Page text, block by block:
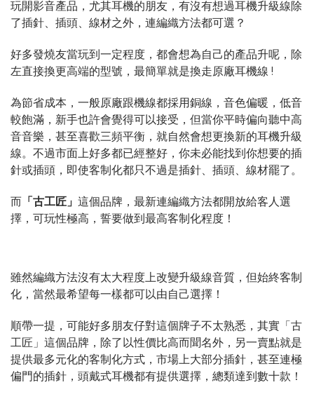
玩開影音產品，尤其耳機的朋友，有沒有想過耳機升級線除
了插針、插頭、線材之外，連編織方法都可選？
好多發燒友當玩到一定程度，都會想為自己的產品升呢，除
左直接換更高端的型號，最簡單就是換走原廠耳機線 !
為節省成本，一般原廠跟機線都採用銅線，音色偏暖，低音
較飽滿，新手也許會覺得可以接受，但當你平時偏向聽中高
音音樂，甚至喜歡三頻平衡，就自然會想更換新的耳機升級
線。不過市面上好多都已經整好，你未必能找到你想要的插
針或插頭，即使客制化都只不過是插針、插頭、線材罷了。
而 「古工匠」 這個品牌，最新連編織方法都開放給客人選
擇，可玩性極高，誓要做到最高客制化程度！
雖然編織方法沒有太大程度上改變升級線音質，但始終客制
化，當然最希望每一樣都可以由自己選擇！
順帶一提，可能好多朋友仔對這個牌子不太熟悉，其實「古
工匠」這個品牌，除了以性價比高而聞名外，另一賣點就是
提供最多元化的客制化方式，市場上大部分插針，甚至連極
偏門的插針，頭戴式耳機都有提供選擇，總類達到數十款！